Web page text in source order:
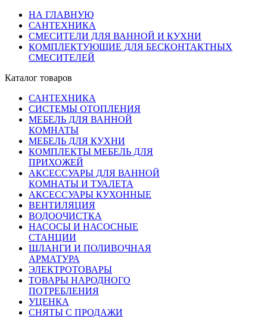
НА ГЛАВНУЮ
САНТЕХНИКА
СМЕСИТЕЛИ ДЛЯ ВАННОЙ И КУХНИ
КОМПЛЕКТУЮЩИЕ ДЛЯ БЕСКОНТАКТНЫХ
СМЕСИТЕЛЕЙ
Каталог товаров
САНТЕХНИКА
СИСТЕМЫ ОТОПЛЕНИЯ
МЕБЕЛЬ ДЛЯ ВАННОЙ
КОМНАТЫ
МЕБЕЛЬ ДЛЯ КУХНИ
КОМПЛЕКТЫ МЕБЕЛЬ ДЛЯ
ПРИХОЖЕЙ
АКСЕССУАРЫ ДЛЯ ВАННОЙ
КОМНАТЫ И ТУАЛЕТА
АКСЕССУАРЫ КУХОННЫЕ
ВЕНТИЛЯЦИЯ
ВОДООЧИСТКА
НАСОСЫ И НАСОСНЫЕ
СТАНЦИИ
ШЛАНГИ И ПОЛИВОЧНАЯ
АРМАТУРА
ЭЛЕКТРОТОВАРЫ
ТОВАРЫ НАРОДНОГО
ПОТРЕБЛЕНИЯ
УЦЕНКА
СНЯТЫ С ПРОДАЖИ